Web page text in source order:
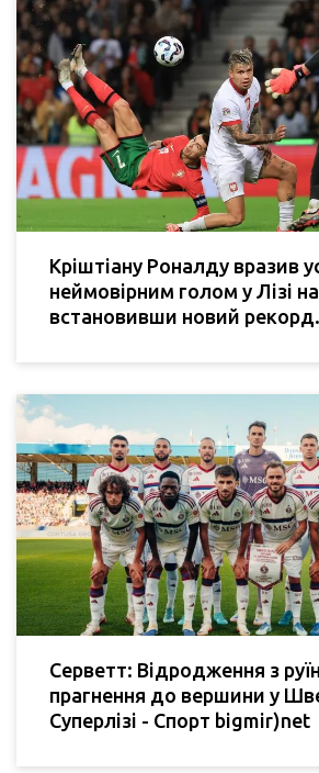
Кріштіану Роналду вразив
неймовірним голом у Лізі
встановивши новий рекорд.
Серветт: Відродження з
прагнення до вершини у
Суперлізі - Спорт bigmir)net